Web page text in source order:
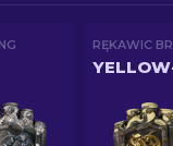
RĘKAWIC